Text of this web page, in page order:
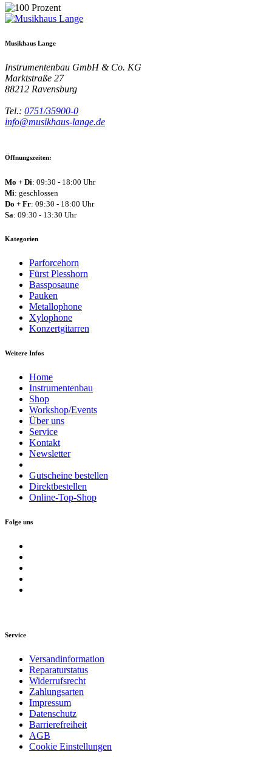
Musikhaus Lange
Instrumentenbau GmbH & Co. KG
Marktstraße 27
88212 Ravensburg
Tel.: 0751/35900-0
info@musikhaus-lange.de
Öffnungszeiten:
Mo + Di: 09:30 - 18:00 Uhr
Mi: geschlossen
Do + Fr: 09:30 - 18:00 Uhr
Sa: 09:30 - 13:30 Uhr
Kategorien
Parforcehorn
Fürst Plesshorn
Bassposaune
Pauken
Metallophone
Xylophone
Konzertgitarren
Weitere Infos
Home
Instrumentenbau
Shop
Workshop/Events
Über uns
Service
Kontakt
Newsletter
Gutscheine bestellen
Direktbestellen
Online-Top-Shop
Folge uns
Service
Versandinformation
Reparaturstatus
Widerrufsrecht
Zahlungsarten
Impressum
Datenschutz
Barrierefreiheit
AGB
Cookie Einstellungen